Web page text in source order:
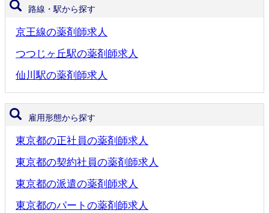
路線・駅から探す
京王線の薬剤師求人
つつじヶ丘駅の薬剤師求人
仙川駅の薬剤師求人
雇用形態から探す
東京都の正社員の薬剤師求人
東京都の契約社員の薬剤師求人
東京都の派遣の薬剤師求人
東京都のパートの薬剤師求人